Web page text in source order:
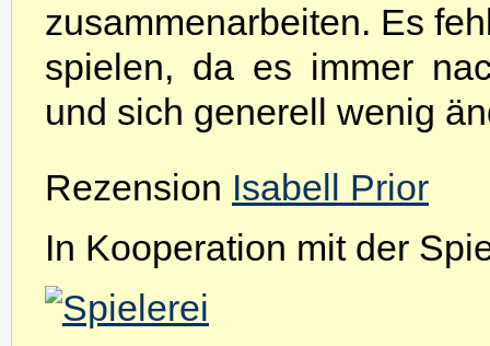
zusammenarbeiten. Es
spielen, da es immer
und sich generell wenig
Rezension Isabell Prior
In Kooperation mit der